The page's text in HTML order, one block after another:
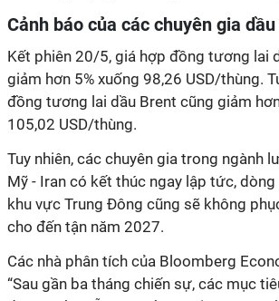
Cảnh báo của các chuyên gia
Kết phiên 20/5, giá hợp đồng tương lai
giảm hơn 5% xuống 98,26 USD/thùng.
đồng tương lai dầu Brent cũng giảm
105,02 USD/thùng.
Tuy nhiên, các chuyên gia trong ngành
Mỹ - Iran có kết thúc ngay lập tức,
khu vực Trung Đông cũng sẽ không
cho đến tận năm 2027.
Các nhà phân tích của Bloomberg
“Sau gần ba tháng chiến sự, các mục